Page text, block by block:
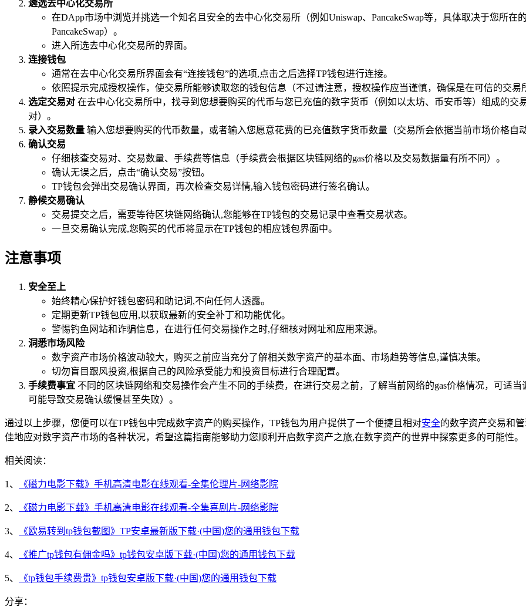
遴选去中心化交易所
在DApp市场中浏览并挑选一个知名且安全的去中心化交易所（例如Uniswap、PancakeSwap等，具体取决于您所
PancakeSwap）。
进入所选去中心化交易所的界面。
连接钱包
通常在去中心化交易所界面会有“连接钱包”的选项,点击之后选择TP钱包进行连接。
依照提示完成授权操作，使交易所能够读取您的钱包信息（不过请注意，授权操作应当谨慎，确保是在可信的交易
选定交易对 在去中心化交易所中，找寻到您想要购买的代币与您已充值的数字货币（例如以太坊、币安币等）组成的交
对）。
录入交易数量 输入您想要购买的代币数量，或者输入您愿意花费的已充值数字货币数量（交易所会依据当前市场价格自
确认交易
仔细核查交易对、交易数量、手续费等信息（手续费会根据区块链网络的gas价格以及交易数据量有所不同）。
确认无误之后，点击“确认交易”按钮。
TP钱包会弹出交易确认界面，再次检查交易详情,输入钱包密码进行签名确认。
静候交易确认
交易提交之后，需要等待区块链网络确认,您能够在TP钱包的交易记录中查看交易状态。
一旦交易确认完成,您购买的代币将显示在TP钱包的相应钱包界面中。
注意事项
安全至上
始终精心保护好钱包密码和助记词,不向任何人透露。
定期更新TP钱包应用,以获取最新的安全补丁和功能优化。
警惕钓鱼网站和诈骗信息，在进行任何交易操作之时,仔细核对网址和应用来源。
洞悉市场风险
数字资产市场价格波动较大，购买之前应当充分了解相关数字资产的基本面、市场趋势等信息,谨慎决策。
切勿盲目跟风投资,根据自己的风险承受能力和投资目标进行合理配置。
手续费事宜 不同的区块链网络和交易操作会产生不同的手续费，在进行交易之前，了解当前网络的gas价格情况，可适
可能导致交易确认缓慢甚至失败）。
通过以上步骤，您便可以在TP钱包中完成数字资产的购买操作，TP钱包为用户提供了一个便捷且相对安全的数字资产交易和
佳地应对数字资产市场的各种状况，希望这篇指南能够助力您顺利开启数字资产之旅,在数字资产的世界中探索更多的可能性。
相关阅读：
1、 《磁力电影下载》手机高清电影在线观看-全集伦理片-网络影院
2、 《磁力电影下载》手机高清电影在线观看-全集喜剧片-网络影院
3、 《欧易转到tp钱包截图》TP安卓最新版下载·(中国)您的通用钱包下载
4、 《推广tp钱包有佣金吗》tp钱包安卓版下载·(中国)您的通用钱包下载
5、 《tp钱包手续费贵》tp钱包安卓版下载·(中国)您的通用钱包下载
分享：